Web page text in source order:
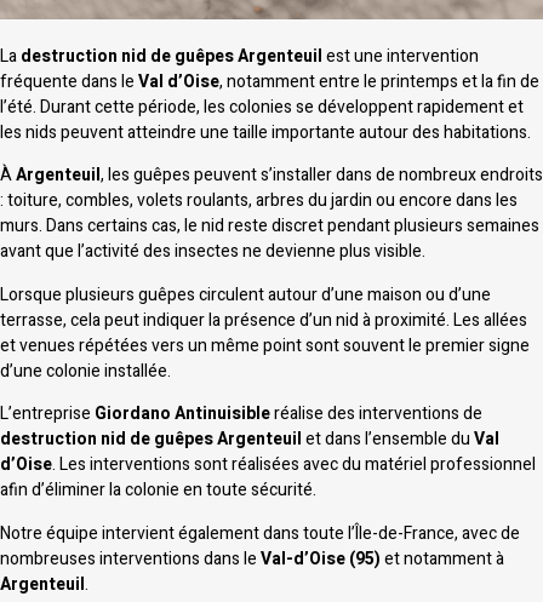
Ladestruction nid de guêpes Argenteuilest une intervention
fréquente dans leVal d’Oise, notamment entre le printemps et la fin de
l’été. Durant cette période, les colonies se développent rapidement et
les nids peuvent atteindre une taille importante autour des habitations.
ÀArgenteuil, les guêpes peuvent s’installer dans de nombreux endroits
: toiture, combles, volets roulants, arbres du jardin ou encore dans les
murs. Dans certains cas, le nid reste discret pendant plusieurs semaines
avant que l’activité des insectes ne devienne plus visible.
Lorsque plusieurs guêpes circulent autour d’une maison ou d’une
terrasse, cela peut indiquer la présence d’un nid à proximité. Les allées
et venues répétées vers un même point sont souvent le premier signe
d’une colonie installée.
L’entreprise Giordano Antinuisibleréalise des interventions de
destruction nid de guêpes Argenteuilet dans l’ensemble duVal
d’Oise. Les interventions sont réalisées avec du matériel professionnel
afin d’éliminer la colonie en toute sécurité.
Notre équipe intervient également dans toute l’Île-de-France, avec de
nombreuses interventions dans leVal-d’Oise (95)et notamment à
Argenteuil.